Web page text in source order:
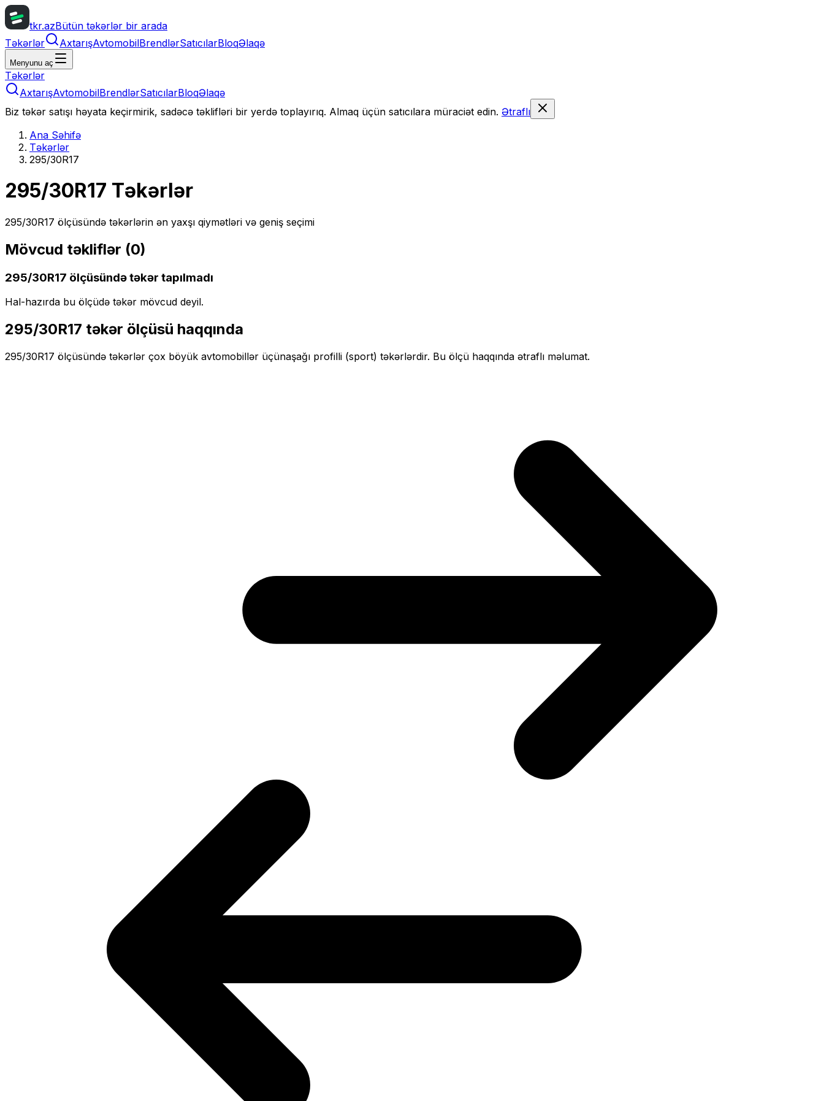
tkr.azBütün təkərlər bir arada
Təkərlər
AxtarışAvtomobilBrendlərSatıcılarBloqƏlaqə
Menyunu aç
Təkərlər
AxtarışAvtomobilBrendlərSatıcılarBloqƏlaqə
Biz təkər satışı həyata keçirmirik, sadəcə təklifləri bir yerdə toplayırıq. Almaq üçün satıcılara müraciət edin. Ətraflı
Ana Səhifə
Təkərlər
295/30R17
295/30R17 Təkərlər
295/30R17 ölçüsündə təkərlərin ən yaxşı qiymətləri və geniş seçimi
Mövcud təkliflər (0)
295/30R17 ölçüsündə təkər tapılmadı
Hal-hazırda bu ölçüdə təkər mövcud deyil.
295/30R17 təkər ölçüsü haqqında
295/30R17 ölçüsündə təkərlər çox böyük avtomobillər üçünaşağı profilli (sport) təkərlərdir. Bu ölçü haqqında ətraflı məlumat.